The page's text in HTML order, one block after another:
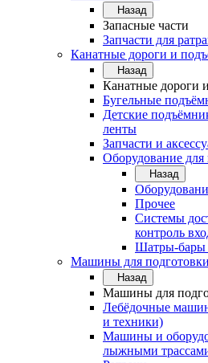
Назад
Запасные части
Запчасти для
Канатные дороги и
Назад
Канатные дороги
Бугельные
Детские
ленты
Запчасти и
Оборудование
Назад
Прочее
Системы
контроль
Шатры-бары
Машины для подготовки
Назад
Машины для
Лебёдочные
и техники)
Машины и
лыжными